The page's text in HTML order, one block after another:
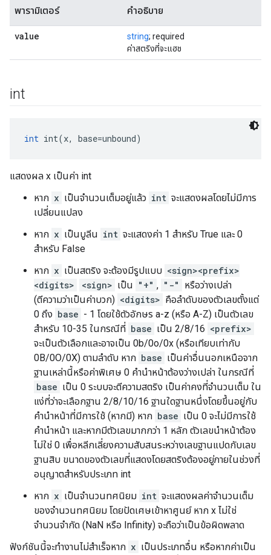
พารามิเตอร์ คำอธิบาย
value string; required
ค่าสตริงที่จะแฮช
int
int int(x, base=unbound)
แสดงผล x เป็นค่า int
หาก x เป็นจำนวนเต็มอยู่แล้ว int จะแสดงผลโดยไม่มีการ
เปลี่ยนแปลง
หาก x เป็นบูลีน int จะแสดงค่า 1 สำหรับ True และ 0
สำหรับ False
หาก x เป็นสตริง จะต้องมีรูปแบบ <sign><prefix>
<digits>
<sign> เป็น "+" , "-"
หรือว่างเปล่า
(ตีความว่าเป็นค่าบวก) <digits> คือลำดับของตัวเลขตั้งแต่
0 ถึง base - 1 โดยใช้ตัวอักษร a-z (หรือ A-Z) เป็นตัวเลข
สำหรับ 10-35 ในกรณีที่ base เป็น 2/8/16 <prefix>
จะเป็นตัวเลือกและอาจเป็น 0b/0o/0x (หรือเทียบเท่ากับ
0B/0O/0X) ตามลำดับ หาก base เป็นค่าอื่นนอกเหนือจาก
ฐานเหล่านี้หรือค่าพิเศษ 0 คำนำหน้าต้องว่างเปล่า ในกรณีที่
base เป็น 0 ระบบจะตีความสตริง เป็นค่าคงที่จำนวนเต็ม ใน
แง่ที่ว่าจะเลือกฐาน 2/8/10/16 ฐานใดฐานหนึ่งโดยขึ้นอยู่กับ
คำนำหน้าที่มีการใช้ (หากมี) หาก base เป็น 0 จะไม่มีการใช้
คำนำหน้า และหากมีตัวเลขมากกว่า 1 หลัก ตัวเลขนำหน้าต้อง
ไม่ใช่ 0 เพื่อหลีกเลี่ยงความสับสนระหว่างเลขฐานแปดกับเลข
ฐานสิบ ขนาดของตัวเลขที่แสดงโดยสตริงต้องอยู่ภายในช่วงที่
อนุญาตสำหรับประเภท int
หาก x เป็นจำนวนทศนิยม int จะแสดงผลค่าจำนวนเต็ม
ของจำนวนทศนิยม โดยปัดเศษเข้าหาศูนย์ หาก x ไม่ใช่
จำนวนจำกัด (NaN หรือ Infinity) จะถือว่าเป็นข้อผิดพลาด
ฟังก์ชันนี้จะทำงานไม่สำเร็จหาก x เป็นประเภทอื่น หรือหากค่าเป็น